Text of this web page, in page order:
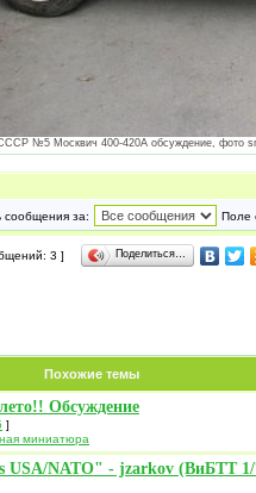
№5 Москвич 400-420А обсуждение, фото
сообщения за: Поле
3 ] Поделиться…
Похожие темы
Обсуждение
]
миниатюра
NATO" - jzarkov (ВиБТТ 1/